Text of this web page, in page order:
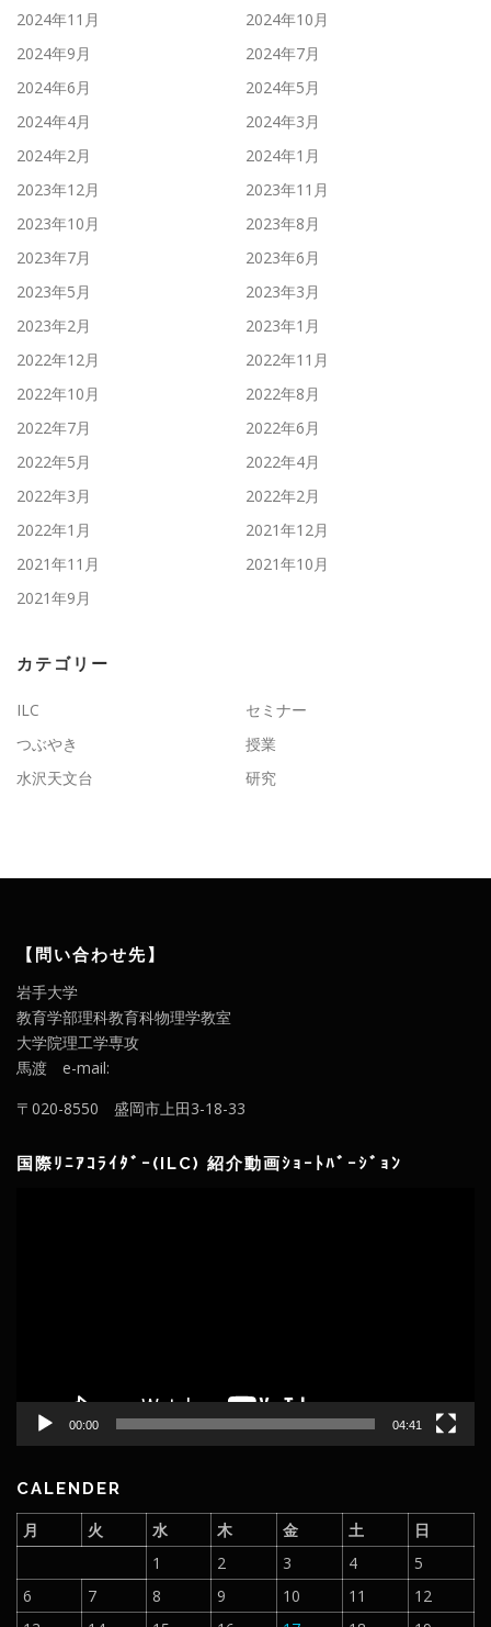
2024年11月
2024年10月
2024年9月
2024年7月
2024年6月
2024年5月
2024年4月
2024年3月
2024年2月
2024年1月
2023年12月
2023年11月
2023年10月
2023年8月
2023年7月
2023年6月
2023年5月
2023年3月
2023年2月
2023年1月
2022年12月
2022年11月
2022年10月
2022年8月
2022年7月
2022年6月
2022年5月
2022年4月
2022年3月
2022年2月
2022年1月
2021年12月
2021年11月
2021年10月
2021年9月
カテゴリー
ILC
セミナー
つぶやき
授業
水沢天文台
研究
【問い合わせ先】
岩手大学
教育学部理科教育科物理学教室
大学院理工学専攻
馬渡 e-mail:
〒020-8550 盛岡市上田3-18-33
国際ﾘﾆｱｺﾗｲﾀﾞｰ(ILC) 紹介動画ｼｮｰﾄﾊﾞｰｼﾞｮﾝ
00:00 04:41
CALENDER
月 火 水 木 金 土
日
1
2 3 4
5
6
7 8 9 10 11
12